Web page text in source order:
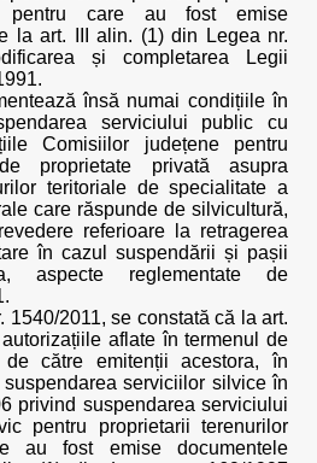
pentru care au fost emise
la art. III alin. (1) din Legea nr.
și completarea Legii
însă numai condițiile în
serviciului public cu
Comisiilor județene pentru
proprietate privată asupra
teritoriale de specialitate a
care răspunde de silvicultură,
referioare la retragerea
în cazul suspendării și pașii
aspecte reglementate de
1540/2011, se constată că la art.
aflate în termenul de
către emitenții acestora, în
serviciilor silvice în
privind suspendarea serviciului
pentru proprietarii terenurilor
au fost emise documentele